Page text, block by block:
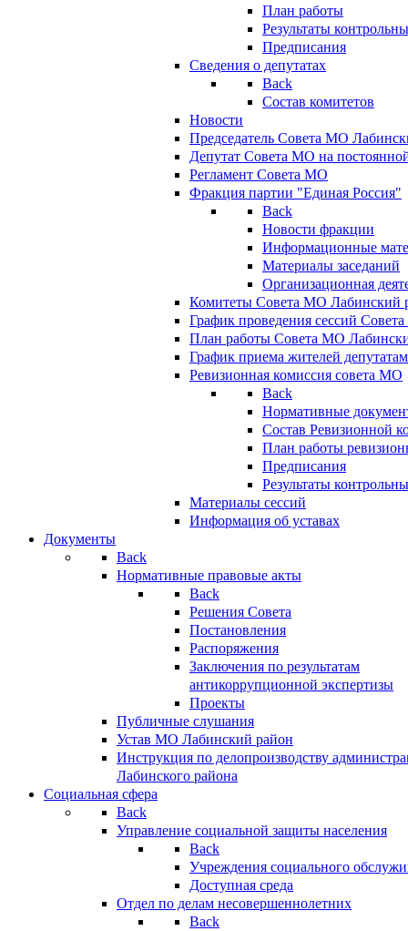
План работы
Результаты
Предписания
Сведения о депутатах
Back
Состав комитетов
Новости
Председатель Совета МО
Депутат Совета МО на
Регламент Совета МО
Фракция партии "Единая Россия"
Back
Новости фракции
Информационные
Материалы заседаний
Организационная
Комитеты Совета МО Лабинский
График проведения сессий
План работы Совета МО
График приема жителей
Ревизионная комиссия совета МО
Back
Нормативные
Состав Ревизионной
План работы
Предписания
Результаты
Материалы сессий
Информация об уставах
Документы
Back
Нормативные правовые акты
Back
Решения Совета
Постановления
Распоряжения
Заключения по результатам
антикоррупционной экспертизы
Проекты
Публичные слушания
Устав МО Лабинский район
Инструкция по делопроизводству
Лабинского района
Социальная сфера
Back
Управление социальной защиты населения
Back
Учреждения социального
Доступная среда
Отдел по делам несовершеннолетних
Back